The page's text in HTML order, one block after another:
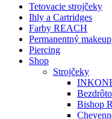
Tetovacie strojčeky
Ihly a Cartridges
Farby REACH
Permanentný makeup
Piercing
Shop
Strojčeky
Bishop